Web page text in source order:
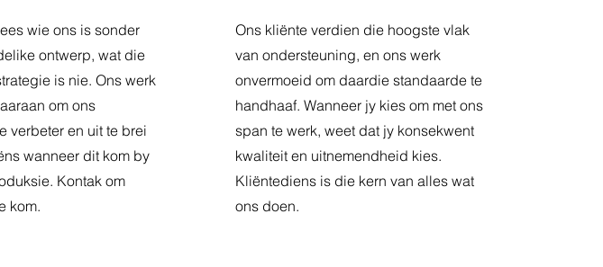
wie ons is sonder
ontwerp, wat die
is nie. Ons werk
om ons
verbeter en uit te brei
wanneer dit kom by
Kontak om
kom.
Ons kliënte verdien die hoogste vlak
van ondersteuning, en ons werk
onvermoeid om daardie standaarde te
handhaaf. Wanneer jy kies om met ons
span te werk, weet dat jy konsekwent
kwaliteit en uitnemendheid kies.
Kliëntediens is die kern van alles wat
ons doen.